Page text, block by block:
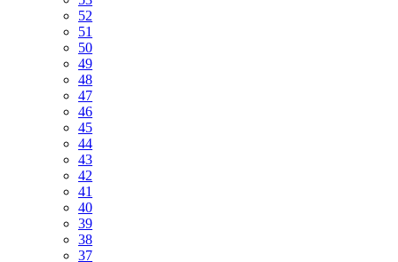
52
51
50
49
48
47
46
45
44
43
42
41
40
39
38
37